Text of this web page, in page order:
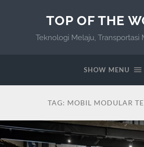
TOP OF THE
Teknologi Melaju, Transportasi
SHOW MENU
TAG: MOBIL MODULAR